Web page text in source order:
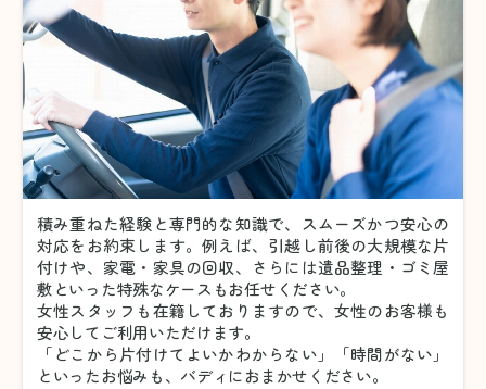
積み重ねた経験と専門的な知識で、スムーズかつ安心の
対応をお約束します。例えば、引越し前後の大規模な片
付けや、家電・家具の回収、さらには遺品整理・ゴミ屋
敷といった特殊なケースもお任せください。
女性スタッフも在籍しておりますので、女性のお客様も
安心してご利用いただけます。
「どこから片付けてよいかわからない」「時間がない」
といったお悩みも、バディにおまかせください。